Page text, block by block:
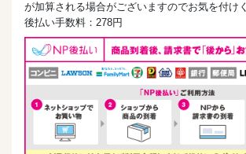
が加算される場合がございますのでお気を付け
後払い手数料：278円